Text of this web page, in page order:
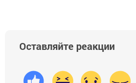
Оставляйте реакции